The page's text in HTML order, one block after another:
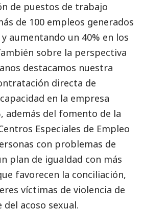
de puestos de trabajo
de 100 empleos generados
aumentando un 40% en los
sobre la perspectiva
destacamos nuestra
directa de
en la empresa
además del fomento de la
Especiales de Empleo
con problemas de
plan de igualdad con más
favorecen la conciliación,
víctimas de violencia de
acoso sexual.